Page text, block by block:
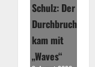
Schulz: Der
Durchbruch
kam mit
„Waves“